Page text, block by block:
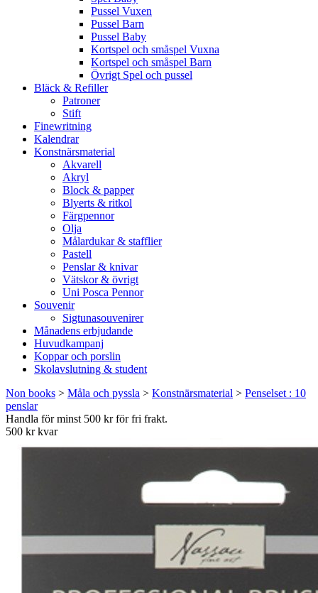
Pussel Vuxen
Pussel Barn
Pussel Baby
Kortspel och småspel Vuxna
Kortspel och småspel Barn
Övrigt Spel och pussel
Bläck & Refiller
Patroner
Stift
Finewritning
Kalendrar
Konstnärsmaterial
Akvarell
Akryl
Block & papper
Blyerts & ritkol
Färgpennor
Olja
Målardukar & stafflier
Pastell
Penslar & knivar
Vätskor & övrigt
Uni Posca Pennor
Souvenir
Sigtunasouvenirer
Månadens erbjudande
Huvudkampanj
Koppar och porslin
Skolavslutning & student
Non books > Måla och pyssla > Konstnärsmaterial > Penselset : 10
penslar
Handla för minst 500 kr för fri frakt.
500 kr kvar